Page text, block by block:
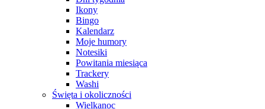
Ikony
Bingo
Kalendarz
Moje humory
Notesiki
Powitania miesiąca
Trackery
Washi
Święta i okoliczności
Wielkanoc